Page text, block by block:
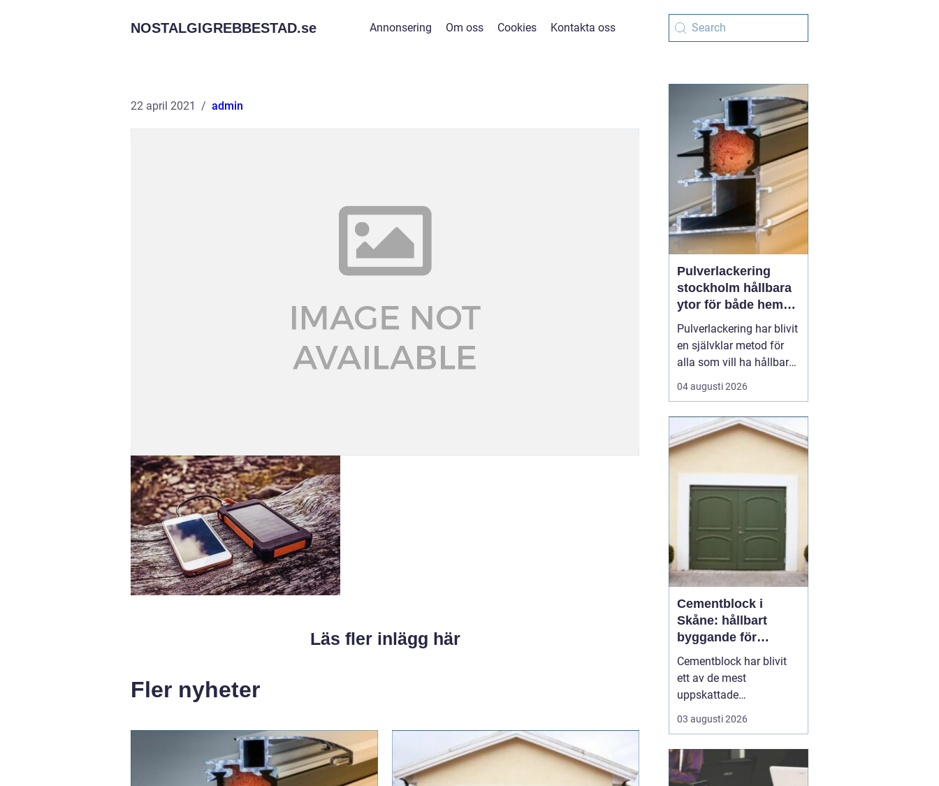
NOSTALGIGREBBESTAD.se Annonsering Om oss Cookies Kontakta oss
22 april 2021 admin
Läs fler inlägg här
Fler nyheter
Pulverlackering
stockholm hållbara
ytor för både hem
och industri
Pulverlackering har blivit
en självklar metod för
alla som vill ha hållbara,
snygga och
rostskyddade metallytor.
tekniken i allt från
bostadsrättsföreningars
privatpersoners cyklar.
Metoden g...
04 augusti 2026
Cementblock i
Skåne: hållbart
byggande för
lantbruk, stall och
grundläggning
Cementblock har blivit
ett av de mest
uppskattade
byggmaterialen för både
privatpersoner och
väljer cement- och
betongblock när de vill
03 augusti 2026